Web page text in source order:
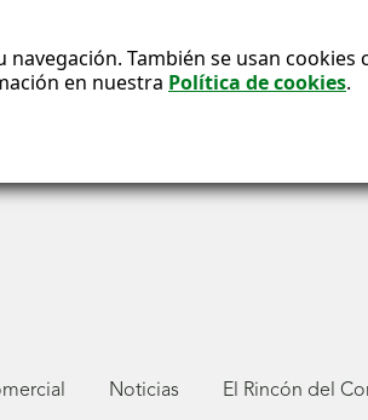
También se usan
en nuestra Política de cookies.
Noticias El Rincón del